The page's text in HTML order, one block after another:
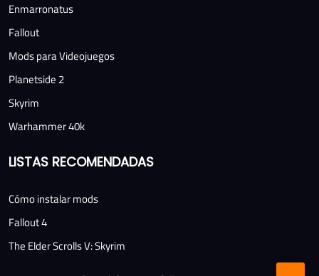
Enmarronatus
Fallout
Mods para Videojuegos
Planetside 2
Skyrim
Warhammer 40k
LISTAS RECOMENDADAS
Cómo instalar mods
Fallout 4
The Elder Scrolls V: Skyrim